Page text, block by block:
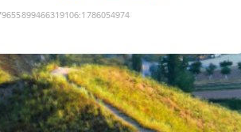
:1786054974